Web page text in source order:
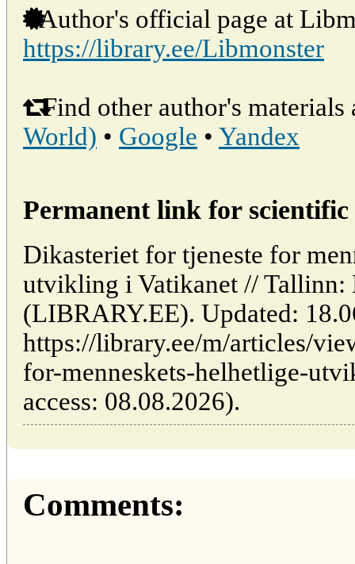
Author's official page at
https://library.ee/Libmonster
Find other author's materials
World) • Google • Yandex
Permanent link for
Dikasteriet for tjeneste for
utvikling i Vatikanet // Tallinn:
(LIBRARY.EE). Updated:
https://library.ee/m/articles/
for-menneskets-helhetlige-
access: 08.08.2026).
Comments: